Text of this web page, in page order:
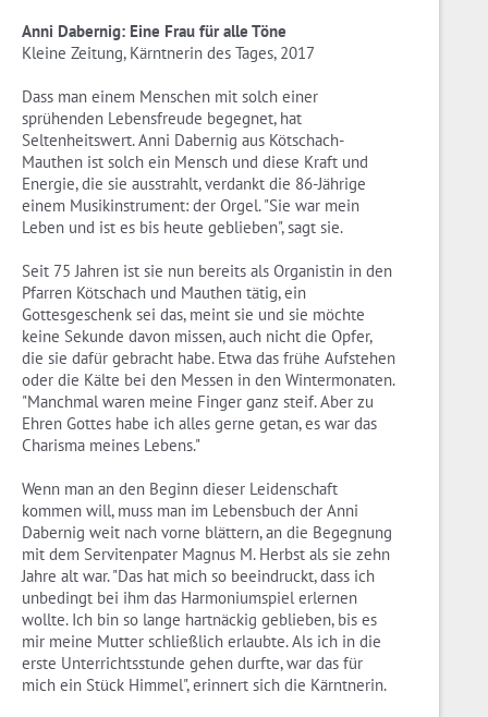
Anni Dabernig: Eine Frau für alle Töne
Kleine Zeitung, Kärntnerin des Tages, 2017
Dass man einem Menschen mit solch einer
sprühenden Lebensfreude begegnet, hat
Seltenheitswert. Anni Dabernig aus Kötschach-
Mauthen ist solch ein Mensch und diese Kraft und
Energie, die sie ausstrahlt, verdankt die 86-Jährige
einem Musikinstrument: der Orgel. "Sie war mein
Leben und ist es bis heute geblieben", sagt sie.
Seit 75 Jahren ist sie nun bereits als Organistin in den
Pfarren Kötschach und Mauthen tätig, ein
Gottesgeschenk sei das, meint sie und sie möchte
keine Sekunde davon missen, auch nicht die Opfer,
die sie dafür gebracht habe. Etwa das frühe Aufstehen
oder die Kälte bei den Messen in den Wintermonaten.
"Manchmal waren meine Finger ganz steif. Aber zu
Ehren Gottes habe ich alles gerne getan, es war das
Charisma meines Lebens."
Wenn man an den Beginn dieser Leidenschaft
kommen will, muss man im Lebensbuch der Anni
Dabernig weit nach vorne blättern, an die Begegnung
mit dem Servitenpater Magnus M. Herbst als sie zehn
Jahre alt war. "Das hat mich so beeindruckt, dass ich
unbedingt bei ihm das Harmoniumspiel erlernen
wollte. Ich bin so lange hartnäckig geblieben, bis es
mir meine Mutter schließlich erlaubte. Als ich in die
erste Unterrichtsstunde gehen durfte, war das für
mich ein Stück Himmel", erinnert sich die Kärntnerin.